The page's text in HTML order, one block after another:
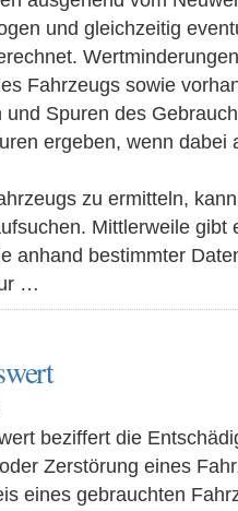
und gleichzeitig
Fahrzeugs sowie
Spuren des
ergeben, wenn dabei
zu ermitteln,
Mittlerweile gibt
anhand bestimmter
…
beziffert die
Zerstörung eines
eines gebrauchten